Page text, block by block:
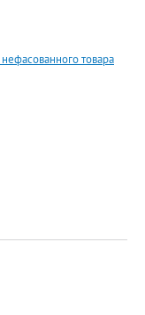
товара